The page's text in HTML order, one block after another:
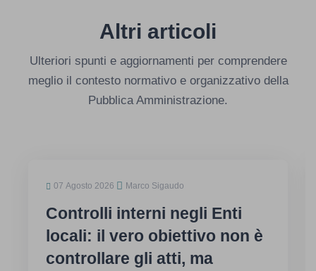
Altri articoli
Ulteriori spunti e aggiornamenti per comprendere
meglio il contesto normativo e organizzativo della
Pubblica Amministrazione.
07 Agosto 2026 Marco Sigaudo
Controlli interni negli Enti
locali: il vero obiettivo non è
controllare gli atti, ma